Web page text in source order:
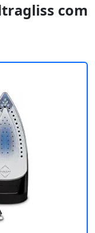
com